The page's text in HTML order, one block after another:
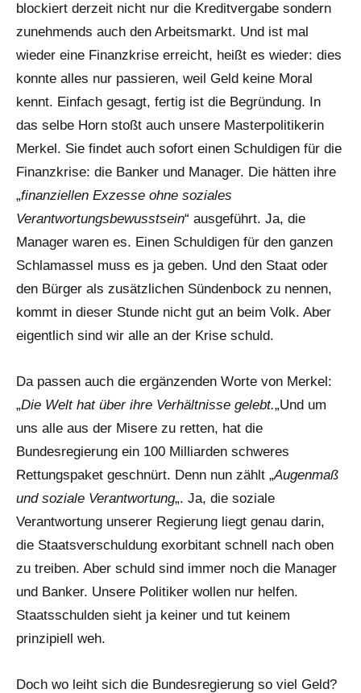
blockiert derzeit nicht nur die Kreditvergabe sondern
zunehmends auch den Arbeitsmarkt. Und ist mal
wieder eine Finanzkrise erreicht, heißt es wieder: dies
konnte alles nur passieren, weil Geld keine Moral
kennt. Einfach gesagt, fertig ist die Begründung. In
das selbe Horn stoßt auch unsere Masterpolitikerin
Merkel. Sie findet auch sofort einen Schuldigen für die
Finanzkrise: die Banker und Manager. Die hätten ihre
„finanziellen Exzesse ohne soziales
Verantwortungsbewusstsein“ ausgeführt. Ja, die
Manager waren es. Einen Schuldigen für den ganzen
Schlamassel muss es ja geben. Und den Staat oder
den Bürger als zusätzlichen Sündenbock zu nennen,
kommt in dieser Stunde nicht gut an beim Volk. Aber
eigentlich sind wir alle an der Krise schuld.
Da passen auch die ergänzenden Worte von Merkel:
„Die Welt hat über ihre Verhältnisse gelebt.„Und um
uns alle aus der Misere zu retten, hat die
Bundesregierung ein 100 Milliarden schweres
Rettungspaket geschnürt. Denn nun zählt „Augenmaß
und soziale Verantwortung„. Ja, die soziale
Verantwortung unserer Regierung liegt genau darin,
die Staatsverschuldung exorbitant schnell nach oben
zu treiben. Aber schuld sind immer noch die Manager
und Banker. Unsere Politiker wollen nur helfen.
Staatsschulden sieht ja keiner und tut keinem
prinzipiell weh.
Doch wo leiht sich die Bundesregierung so viel Geld?